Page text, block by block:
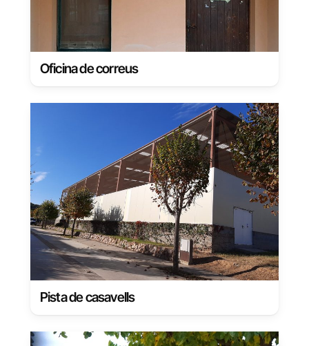
Oficina de correus
Pista de casavells